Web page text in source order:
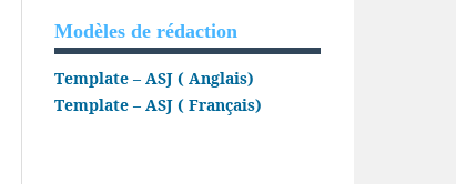
Modèles de rédaction
Template – ASJ ( Anglais)
Template – ASJ ( Français)